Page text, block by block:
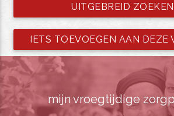
UITGEBREID
IETS TOEVOEGEN AAN DEZE
mijn vroegtijdige